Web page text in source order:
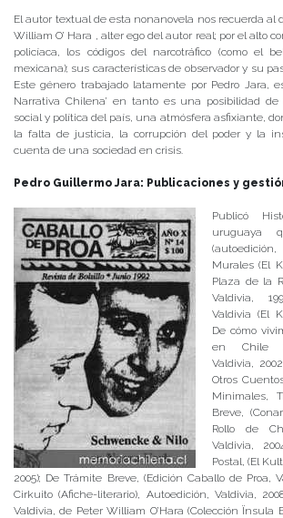
El autor textual de esta nonanovela nos recuerda al
William O’ Hara , alter ego del autor real; por el alto
policíaca, los códigos del narcotráfico (como el
mexicana); sus características de observador y su
Este género trabajado latamente por Pedro Jara,
Narrativa Chilena’ en tanto es una posibilidad
social y política del país, una atmósfera asfixiante,
la falta de justicia, la corrupción del poder y la
cuenta de una sociedad en crisis.
Pedro Guillermo Jara: Publicaciones y
Publicó
uruguaya
Murales (El
Plaza de la
Valdivia,
Valdivia (El
De cómo
en Chile
Valdivia,
Otros
Minimales,
Breve,
Rollo de
Valdivia,
Postal, (El
2005); De Trámite Breve, (Edición Caballo de Proa,
Cirkuito (Afiche-literario), Autoedición, Valdivia,
Valdivia, de Peter William O’Hara (Colección